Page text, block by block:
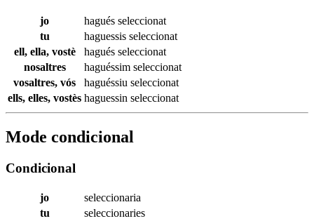
jo hagués seleccionat
tu
haguessis seleccionat
ell, ella, vostè
hagués seleccionat
nosaltres
haguéssim seleccionat
vosaltres, vós
haguéssiu seleccionat
ells, elles, vostès haguessin seleccionat
Mode condicional
Condicional
jo
seleccionaria
tu
seleccionaries